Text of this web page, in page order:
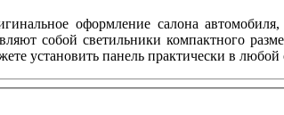
оформление салона
собой светильники компактного
установить панель практически в любой